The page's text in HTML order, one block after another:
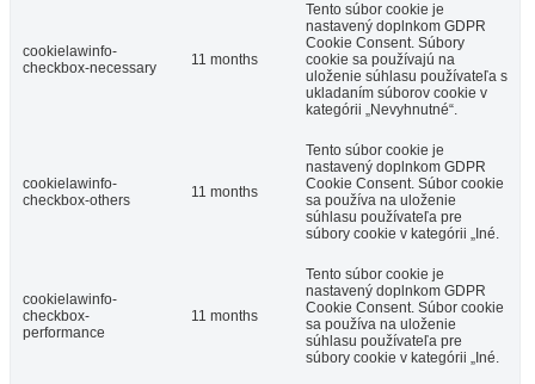
cookielawinfo-
checkbox-necessary
11 months
Tento súbor cookie je
nastavený doplnkom GDPR
Cookie Consent. Súbory
cookie sa používajú na
uloženie súhlasu používateľa s
ukladaním súborov cookie v
kategórii „Nevyhnutné“.
cookielawinfo-
checkbox-others
11 months
Tento súbor cookie je
nastavený doplnkom GDPR
Cookie Consent. Súbor cookie
sa používa na uloženie
súhlasu používateľa pre
súbory cookie v kategórii „Iné.
cookielawinfo-
checkbox-
performance
11 months
Tento súbor cookie je
nastavený doplnkom GDPR
Cookie Consent. Súbor cookie
sa používa na uloženie
súhlasu používateľa pre
súbory cookie v kategórii „Iné.